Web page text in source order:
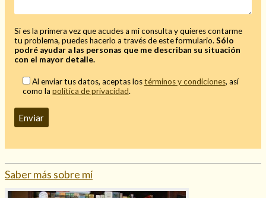
Si es la primera vez que acudes a mi consulta y quieres contarme
tu problema, puedes hacerlo a través de este formulario.Sólo
podré ayudar a las personas que me describan su situación
con el mayor detalle.
Al enviar tus datos, aceptas lostérminos y condiciones, así
como la política de privacidad.
Saber más sobre mí